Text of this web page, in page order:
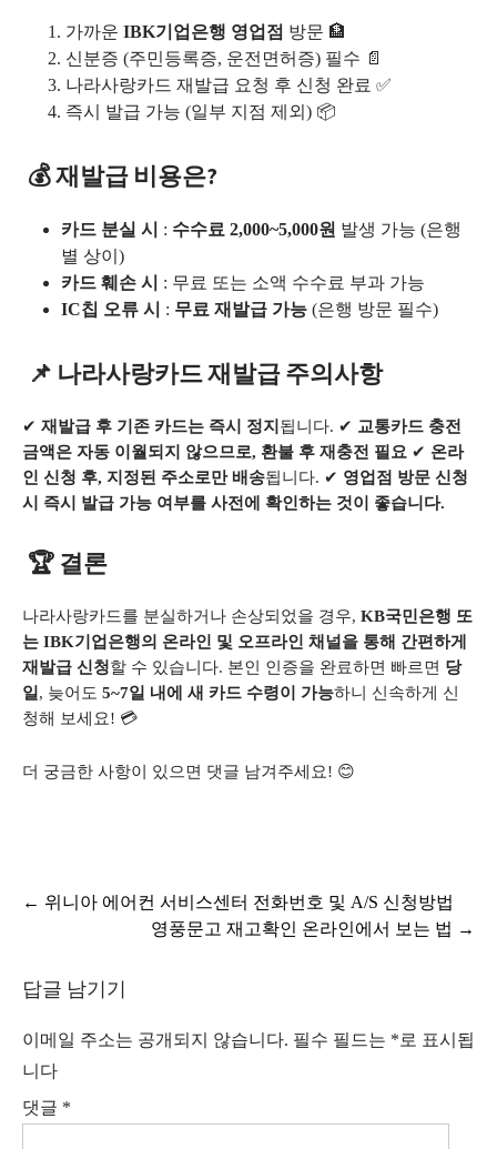
가까운 IBK기업은행 영업점 방문 🏦
신분증 (주민등록증, 운전면허증) 필수 📄
나라사랑카드 재발급 요청 후 신청 완료 ✅
즉시 발급 가능 (일부 지점 제외) 📦
💰 재발급 비용은?
카드 분실 시 : 수수료 2,000~5,000원 발생 가능 (은행
별 상이)
카드 훼손 시
: 무료 또는 소액 수수료 부과 가능
IC칩 오류 시
: 무료 재발급 가능 (은행 방문 필수)
📌 나라사랑카드 재발급 주의사항
✔ 재발급 후 기존 카드는 즉시 정지 됩니다. ✔ 교통카드 충전
금액은 자동 이월되지 않으므로, 환불 후 재충전 필요 ✔ 온라
인 신청 후, 지정된 주소로만 배송됩니다. ✔ 영업점 방문 신청
시 즉시 발급 가능 여부를 사전에 확인하는 것이 좋습니다.
🏆 결론
나라사랑카드를 분실하거나 손상되었을 경우, KB국민은행 또
는 IBK기업은행의 온라인 및 오프라인 채널을 통해 간편하게
재발급 신청할 수 있습니다. 본인 인증을 완료하면 빠르면 당
일 , 늦어도 5~7일 내에 새 카드 수령이 가능하니 신속하게 신
청해 보세요! 💳
더 궁금한 사항이 있으면 댓글 남겨주세요! 😊
글
← 위니아 에어컨 서비스센터 전화번호 및 A/S 신청방법
영풍문고 재고확인 온라인에서 보는 법 →
답글 남기기
이메일 주소는 공개되지 않습니다. 필수 필드는 * 로 표시됩
니다
댓글 *